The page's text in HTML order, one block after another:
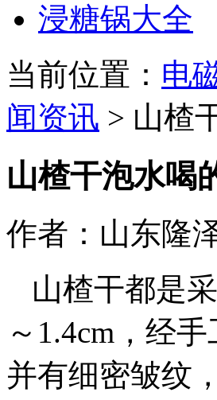
浸糖锅大全
当前位置： 电
闻资讯 > 山楂
山楂干泡水喝
作者：山东隆
山楂干都是
～1.4cm，经
并有细密皱纹